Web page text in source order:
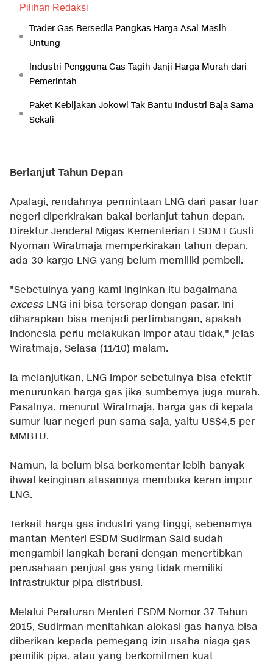
Pilihan Redaksi
Trader Gas Bersedia Pangkas Harga Asal Masih
Untung
Industri Pengguna Gas Tagih Janji Harga Murah dari
Pemerintah
Paket Kebijakan Jokowi Tak Bantu Industri Baja Sama
Sekali
Berlanjut Tahun Depan
Apalagi, rendahnya permintaan LNG dari pasar luar
negeri diperkirakan bakal berlanjut tahun depan.
Direktur Jenderal Migas Kementerian ESDM I Gusti
Nyoman Wiratmaja memperkirakan tahun depan,
ada 30 kargo LNG yang belum memiliki pembeli.
"Sebetulnya yang kami inginkan itu bagaimana
excessLNG ini bisa terserap dengan pasar. Ini
diharapkan bisa menjadi pertimbangan, apakah
Indonesia perlu melakukan impor atau tidak," jelas
Wiratmaja, Selasa (11/10) malam.
Ia melanjutkan, LNG impor sebetulnya bisa efektif
menurunkan harga gas jika sumbernya juga murah.
Pasalnya, menurut Wiratmaja, harga gas di kepala
sumur luar negeri pun sama saja, yaitu US$4,5 per
MMBTU.
Namun, ia belum bisa berkomentar lebih banyak
ihwal keinginan atasannya membuka keran impor
LNG.
Terkait harga gas industri yang tinggi, sebenarnya
mantan Menteri ESDM Sudirman Said sudah
mengambil langkah berani dengan menertibkan
perusahaan penjual gas yang tidak memiliki
infrastruktur pipa distribusi.
Melalui Peraturan Menteri ESDM Nomor 37 Tahun
2015, Sudirman menitahkan alokasi gas hanya bisa
diberikan kepada pemegang izin usaha niaga gas
pemilik pipa, atau yang berkomitmen kuat